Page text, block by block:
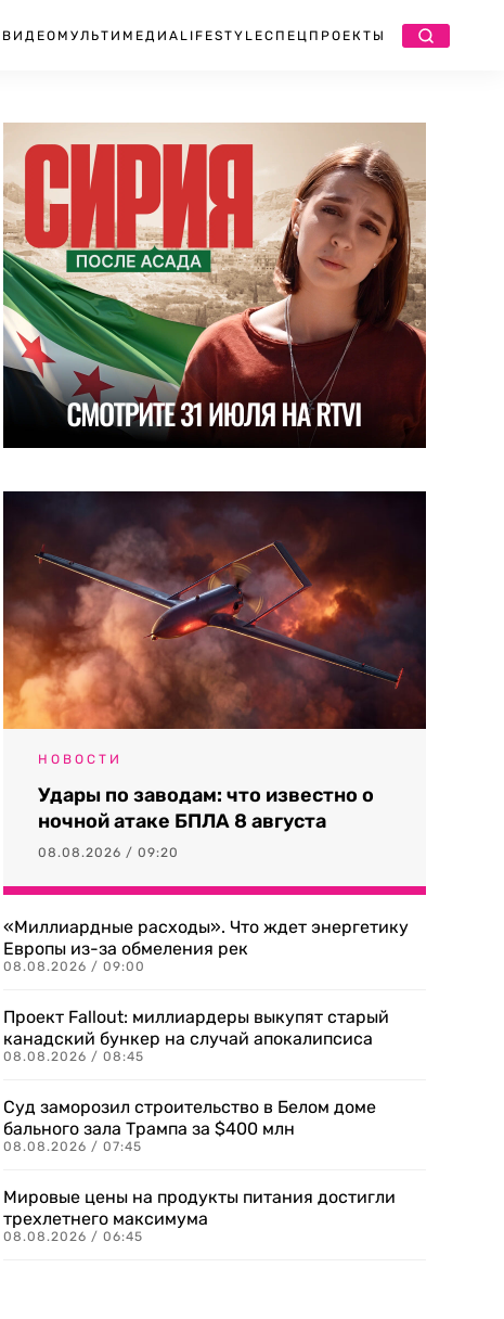
ВИДЕО МУЛЬТИМЕДИА LIFESTYLEСПЕЦПРОЕКТЫ
НОВОСТИ
Удары по заводам: что известно о
ночной атаке БПЛА 8 августа
08.08.2026 / 09:20
«Миллиардные расходы». Что ждет энергетику
Европы из-за обмеления рек
08.08.2026 / 09:00
Проект Fallout: миллиардеры выкупят старый
канадский бункер на случай апокалипсиса
08.08.2026 / 08:45
Суд заморозил строительство в Белом доме
бального зала Трампа за $400 млн
08.08.2026 / 07:45
Мировые цены на продукты питания достигли
трехлетнего максимума
08.08.2026 / 06:45